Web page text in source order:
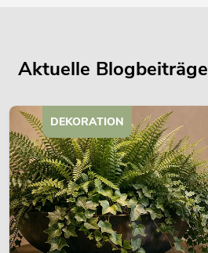
Aktuelle Blogbeiträge
DEKORATION